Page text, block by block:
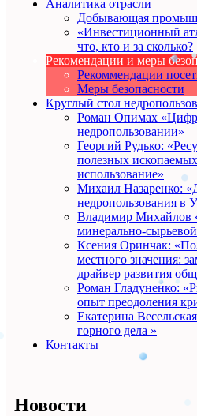
Аналитика отрасли
Добывающая
«Инвестиционный
что, кто и за сколько?
Рекомендации и меры
Рекоммендации
Меры безопасности
Круглый стол
Роман Опимах
недропользовании»
Георгий Рудько:
полезных
использование»
Михаил Назаренко:
недропользования в
Владимир Михайлов
минерально-
Ксения Оринчак:
местного значения:
драйвер развития общ
Роман Гладуненко:
опыт преодоления
Екатерина
горного дела »
Контакты
Новости